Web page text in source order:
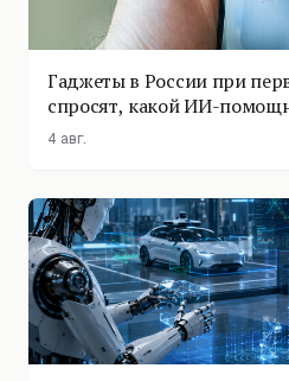
Гаджеты в России при
спросят, какой ИИ-
4 авг.